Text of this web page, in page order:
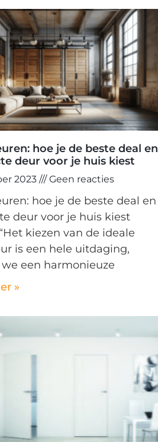
hoe je de beste deal en
deur voor je huis kiest
2023 Geen reacties
hoe je de beste deal en
deur voor je huis kiest
kiezen van de ideale
is een hele uitdaging,
we een harmonieuze
»